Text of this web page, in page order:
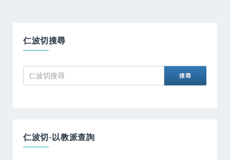
仁波切搜尋
仁波切-以教派查詢